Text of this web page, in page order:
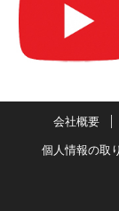
会社概要
個人情報の取